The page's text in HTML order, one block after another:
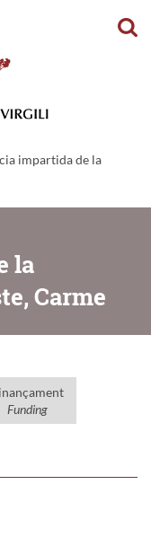
impartida de la
la
Carme
Funding